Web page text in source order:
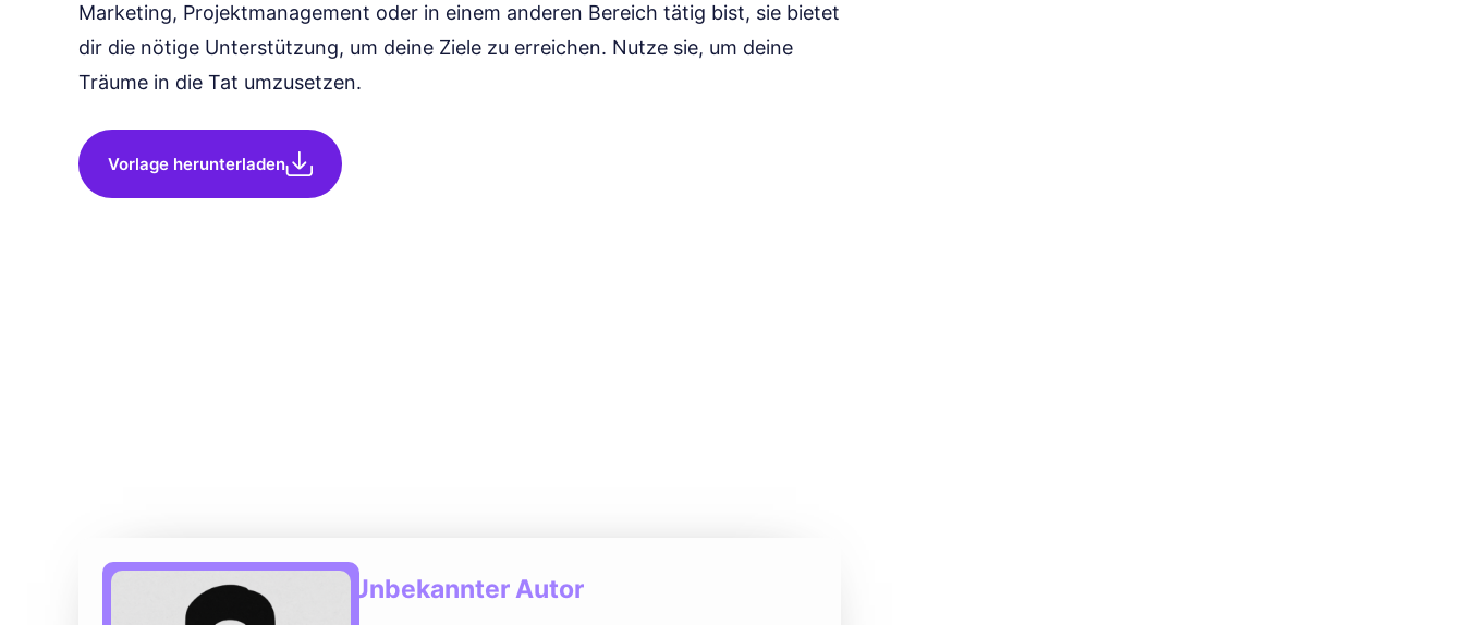
Marketing, Projektmanagement oder in einem anderen Bereich tätig bist, sie bietet
dir die nötige Unterstützung, um deine Ziele zu erreichen. Nutze sie, um deine
Träume in die Tat umzusetzen.
Vorlage herunterladen
Unbekannter Autor